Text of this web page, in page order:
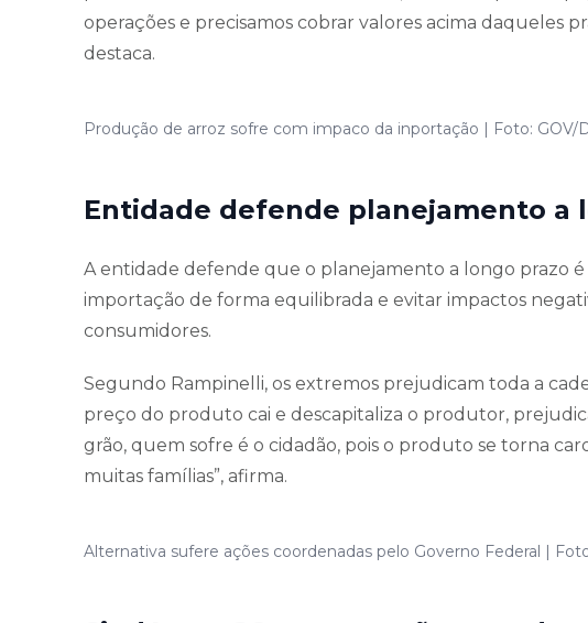
operações e precisamos cobrar valores acima daqueles
destaca.
Produção de arroz sofre com impaco da inportação | Foto: GOV/
Entidade defende planejamento a
A entidade defende que o planejamento a longo prazo
importação de forma equilibrada e evitar impactos
consumidores.
Segundo Rampinelli, os extremos prejudicam toda a
preço do produto cai e descapitaliza o produtor,
grão, quem sofre é o cidadão, pois o produto se torna
muitas famílias”, afirma.
Alternativa sufere ações coordenadas pelo Governo Federal |